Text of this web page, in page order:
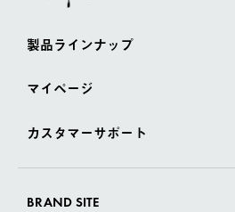
製品ラインナップ
マイページ
カスタマーサポート
BRAND SITE